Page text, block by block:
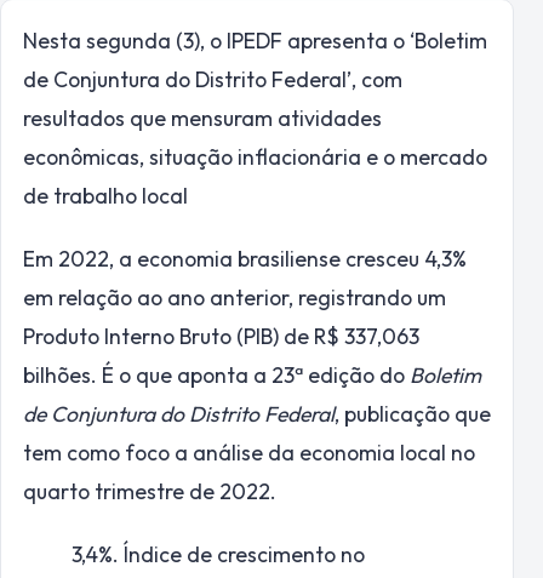
Nesta segunda (3), o IPEDF apresenta o ‘Boletim
de Conjuntura do Distrito Federal’, com
resultados que mensuram atividades
econômicas, situação inflacionária e o mercado
de trabalho local
Em 2022, a economia brasiliense cresceu 4,3%
em relação ao ano anterior, registrando um
Produto Interno Bruto (PIB) de R$ 337,063
bilhões. É o que aponta a 23ª edição do Boletim
de Conjuntura do Distrito Federal, publicação que
tem como foco a análise da economia local no
quarto trimestre de 2022.
3,4%. Índice de crescimento no